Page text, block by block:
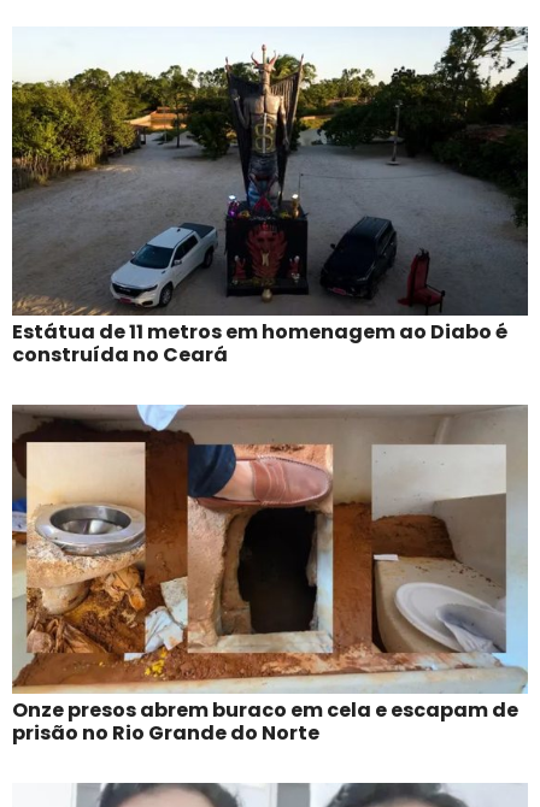
Estátua de 11 metros em homenagem ao Diabo é
construída no Ceará
Onze presos abrem buraco em cela e escapam de
prisão no Rio Grande do Norte